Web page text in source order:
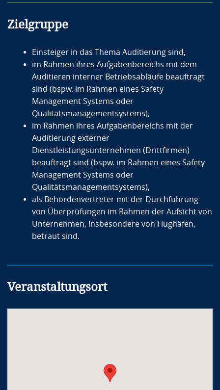
Zielgruppe
Einsteiger in das Thema Auditierung sind,
im Rahmen ihres Aufgabenbereichs mit dem
Auditieren interner Betriebsabläufe beauftragt
sind (bspw. im Rahmen eines Safety
Management Systems oder
Qualitätsmanagementsystems),
im Rahmen ihres Aufgabenbereichs mit der
Auditierung externer
Dienstleistungsunternehmen (Drittfirmen)
beauftragt sind (bspw. im Rahmen eines Safety
Management Systems oder
Qualitätsmanagementsystems),
als Behördenvertreter mit der Durchführung
von Überprüfungen im Rahmen der Aufsicht von
Unternehmen, insbesondere von Flughäfen,
betraut sind.
Veranstaltungsort